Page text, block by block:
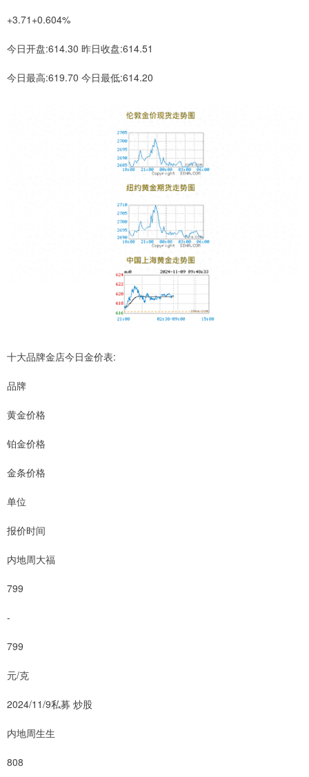
+3.71+0.604%
今日开盘:614.30 昨日收盘:614.51
今日最高:619.70 今日最低:614.20
十大品牌金店今日金价表:
品牌
黄金价格
铂金价格
金条价格
单位
报价时间
内地周大福
799
-
799
元/克
2024/11/9私募 炒股
内地周生生
808